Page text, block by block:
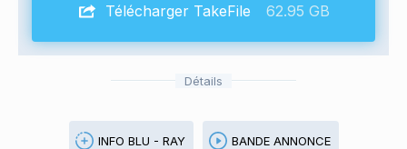
Télécharger TakeFile 62.95 GB
Détails
INFO BLU - RAY BANDE ANNONCE